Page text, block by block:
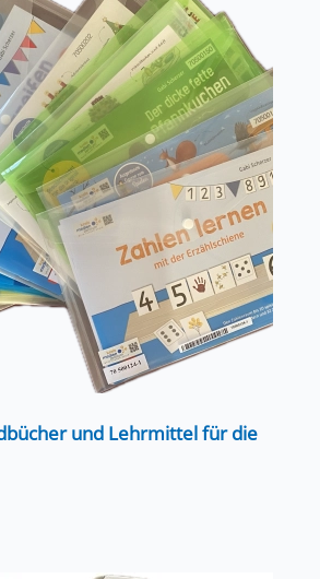
und Lehrmittel für die